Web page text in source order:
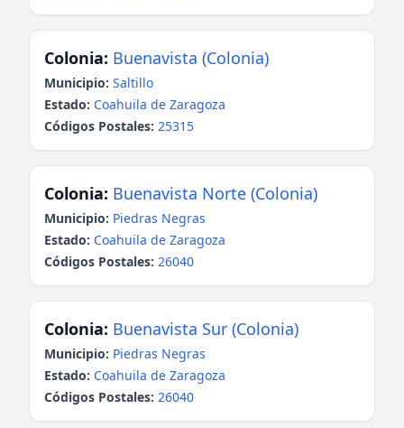
Colonia: Buenavista (Colonia)
Municipio: Saltillo
Estado: Coahuila de Zaragoza
Códigos Postales: 25315
Colonia: Buenavista Norte (Colonia)
Municipio: Piedras Negras
Estado: Coahuila de Zaragoza
Códigos Postales: 26040
Colonia: Buenavista Sur (Colonia)
Municipio: Piedras Negras
Estado: Coahuila de Zaragoza
Códigos Postales: 26040